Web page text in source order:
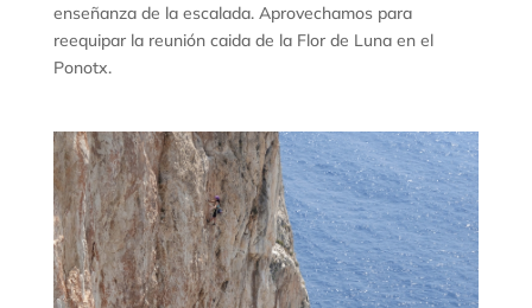
enseñanza de la escalada. Aprovechamos para
reequipar la reunión caida de la Flor de Luna en el
Ponotx.